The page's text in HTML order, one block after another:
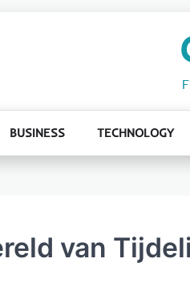
BUSINESS TECHNOLOGY
van